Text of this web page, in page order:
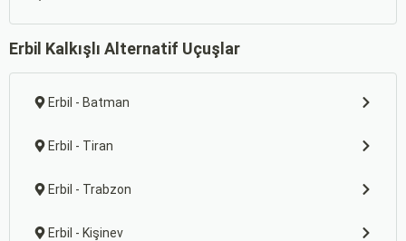
Erbil Kalkışlı Alternatif Uçuşlar
Erbil - Batman
Erbil - Tiran
Erbil - Trabzon
Erbil - Kişinev